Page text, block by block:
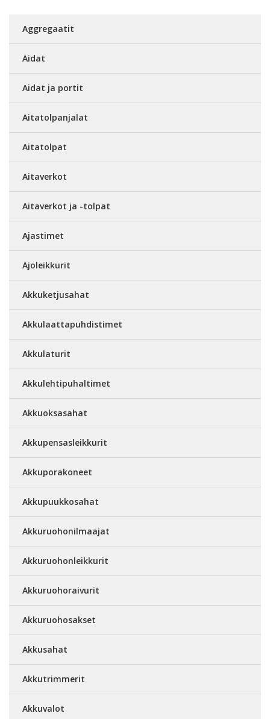
Aggregaatit
Aidat
Aidat ja portit
Aitatolpanjalat
Aitatolpat
Aitaverkot
Aitaverkot ja -tolpat
Ajastimet
Ajoleikkurit
Akkuketjusahat
Akkulaattapuhdistimet
Akkulaturit
Akkulehtipuhaltimet
Akkuoksasahat
Akkupensasleikkurit
Akkuporakoneet
Akkupuukkosahat
Akkuruohonilmaajat
Akkuruohonleikkurit
Akkuruohoraivurit
Akkuruohosakset
Akkusahat
Akkutrimmerit
Akkuvalot